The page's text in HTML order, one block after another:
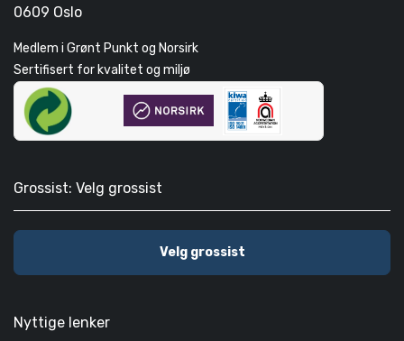
0609 Oslo
Medlem i Grønt Punkt og Norsirk
Sertifisert for kvalitet og miljø
Grossist: Velg grossist
Velg grossist
Nyttige lenker